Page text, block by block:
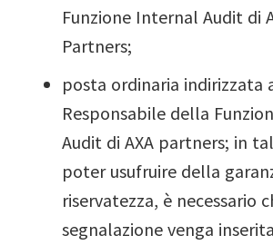
Funzione Internal Audit di
Partners;
posta ordinaria indirizzata
Responsabile della
Audit di AXA partners; in
poter usufruire della
riservatezza, è necessario
segnalazione venga